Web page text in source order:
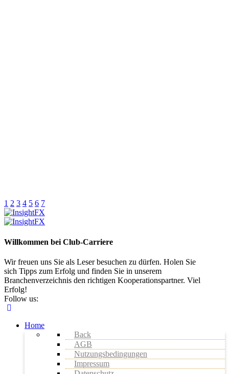
1 2 3 4 5 6 7
Willkommen bei Club-Carriere
Wir freuen uns Sie als Leser besuchen zu dürfen. Holen Sie
sich Tipps zum Erfolg und finden Sie in unserem
Branchenverzeichnis den richtigen Kooperationspartner. Viel
Erfolg!
Follow us:
Home
Back
AGB
Nutzungsbedingungen
Impressum